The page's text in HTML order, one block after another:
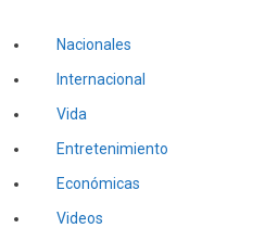
Nacionales
Internacional
Vida
Entretenimiento
Económicas
Videos